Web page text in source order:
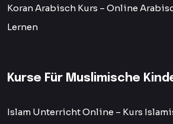
Koran Arabisch Kurs – Online
Lernen
Kurse Für Muslimische
Islam Unterricht Online – Kurs